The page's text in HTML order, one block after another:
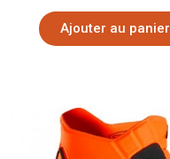
Ajouter au panier